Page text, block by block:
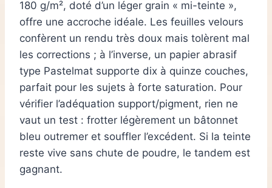
180 g/m², doté d’un léger grain « mi-teinte »,
offre une accroche idéale. Les feuilles velours
confèrent un rendu très doux mais tolèrent mal
les corrections ; à l’inverse, un papier abrasif
type Pastelmat supporte dix à quinze couches,
parfait pour les sujets à forte saturation. Pour
vérifier l’adéquation support/pigment, rien ne
vaut un test : frotter légèrement un bâtonnet
bleu outremer et souffler l’excédent. Si la teinte
reste vive sans chute de poudre, le tandem est
gagnant.